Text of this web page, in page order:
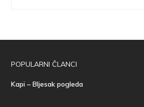
POPULARNI ČLANCI
Kapi – Bljesak pogleda